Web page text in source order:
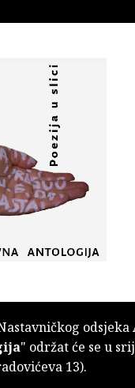
odsjeka
" održat će se u
13).